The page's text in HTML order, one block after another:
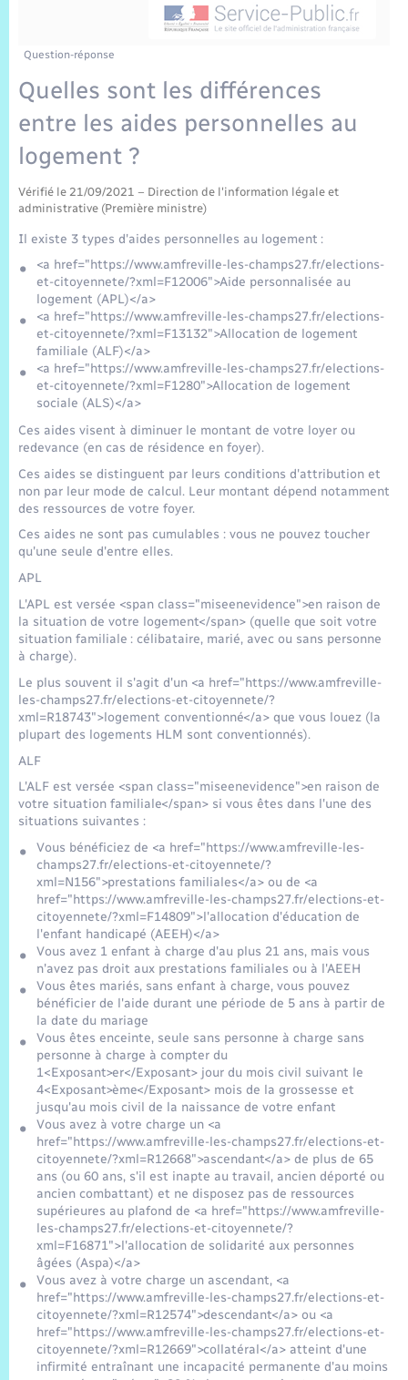
Risques naturels et technologiques
Permis détention de chien
Numéros utiles
Vidéoprotection
Infos communales
Journal municipal numérique
Publications
Arrêtés municipaux
Cadastre
La Communauté de Communes
Eure en Normandie
L’Eglise
Le Cimetière
Projets et Réalisations
Info Patrimoine communal
Elections et citoyenneté
Concessions funéraires
Déchets
EDF ENEDIS
Véolia – Eau Assainissement
Enfants – Jeunes
Numérique
Transports
Trafic routier
Météo
Sports et activités
Associations
Tourisme
Hébergement de loisirs
Bilan des 2 mandats : 2014 et 2020
Question-réponse
Quelles sont les différences
entre les aides personnelles au
logement ?
Vérifié le 21/09/2021 – Direction de l'information légale et
administrative (Première ministre)
Il existe 3 types d'aides personnelles au logement :
<a href="https://www.amfreville-les-champs27.fr/elections-
et-citoyennete/?xml=F12006">Aide personnalisée au
logement (APL)</a>
<a href="https://www.amfreville-les-champs27.fr/elections-
et-citoyennete/?xml=F13132">Allocation de logement
familiale (ALF)</a>
<a href="https://www.amfreville-les-champs27.fr/elections-
et-citoyennete/?xml=F1280">Allocation de logement
sociale (ALS)</a>
Ces aides visent à diminuer le montant de votre loyer ou
redevance (en cas de résidence en foyer).
Ces aides se distinguent par leurs conditions d'attribution et
non par leur mode de calcul. Leur montant dépend notamment
des ressources de votre foyer.
Ces aides ne sont pas cumulables : vous ne pouvez toucher
qu'une seule d'entre elles.
APL
L'APL est versée <span class="miseenevidence">en raison de
la situation de votre logement</span> (quelle que soit votre
situation familiale : célibataire, marié, avec ou sans personne
à charge).
Le plus souvent il s'agit d'un <a href="https://www.amfreville-
les-champs27.fr/elections-et-citoyennete/?
xml=R18743">logement conventionné</a> que vous louez (la
plupart des logements HLM sont conventionnés).
ALF
L'ALF est versée <span class="miseenevidence">en raison de
votre situation familiale</span> si vous êtes dans l'une des
situations suivantes :
Vous bénéficiez de <a href="https://www.amfreville-les-
champs27.fr/elections-et-citoyennete/?
xml=N156">prestations familiales</a> ou de <a
href="https://www.amfreville-les-champs27.fr/elections-et-
citoyennete/?xml=F14809">l'allocation d'éducation de
l'enfant handicapé (AEEH)</a>
Vous avez 1 enfant à charge d'au plus 21 ans, mais vous
n'avez pas droit aux prestations familiales ou à l'AEEH
Vous êtes mariés, sans enfant à charge, vous pouvez
bénéficier de l'aide durant une période de 5 ans à partir de
la date du mariage
Vous êtes enceinte, seule sans personne à charge sans
personne à charge à compter du
1<Exposant>er</Exposant> jour du mois civil suivant le
4<Exposant>ème</Exposant> mois de la grossesse et
jusqu'au mois civil de la naissance de votre enfant
Vous avez à votre charge un <a
href="https://www.amfreville-les-champs27.fr/elections-et-
citoyennete/?xml=R12668">ascendant</a> de plus de 65
ans (ou 60 ans, s'il est inapte au travail, ancien déporté ou
ancien combattant) et ne disposez pas de ressources
supérieures au plafond de <a href="https://www.amfreville-
les-champs27.fr/elections-et-citoyennete/?
xml=F16871">l'allocation de solidarité aux personnes
âgées (Aspa)</a>
Vous avez à votre charge un ascendant, <a
href="https://www.amfreville-les-champs27.fr/elections-et-
citoyennete/?xml=R12574">descendant</a> ou <a
href="https://www.amfreville-les-champs27.fr/elections-et-
citoyennete/?xml=R12669">collatéral</a> atteint d'une
infirmité entraînant une incapacité permanente d'au moins